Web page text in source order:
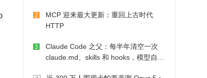
2
MCP 迎来最大更新：重回上古时代
HTTP
3
Claude Code 之父：每半年清空一次
claude.md、skills 和 hooks，模型自己